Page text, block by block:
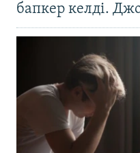
бапкер келді.